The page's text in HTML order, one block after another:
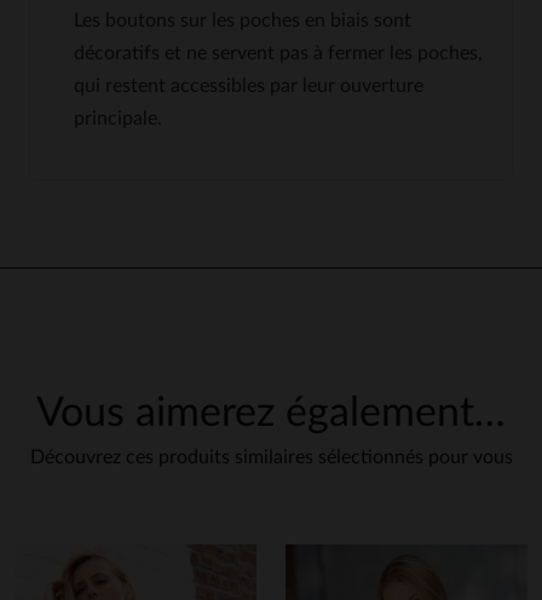
Les boutons sur les poches en biais sont
décoratifs et ne servent pas à fermer les poches,
qui restent accessibles par leur ouverture
principale.
Vous aimerez également…
Découvrez ces produits similaires sélectionnés pour vous